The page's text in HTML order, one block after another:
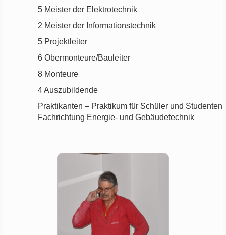
5 Meister der Elektrotechnik
2 Meister der Informationstechnik
5 Projektleiter
6 Obermonteure/Bauleiter
8 Monteure
4Auszubildende
Praktikanten – Praktikum für Schüler und Studenten
Fachrichtung Energie- und Gebäudetechnik